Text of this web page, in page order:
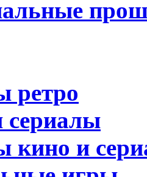
ретро
сериалы
кино и